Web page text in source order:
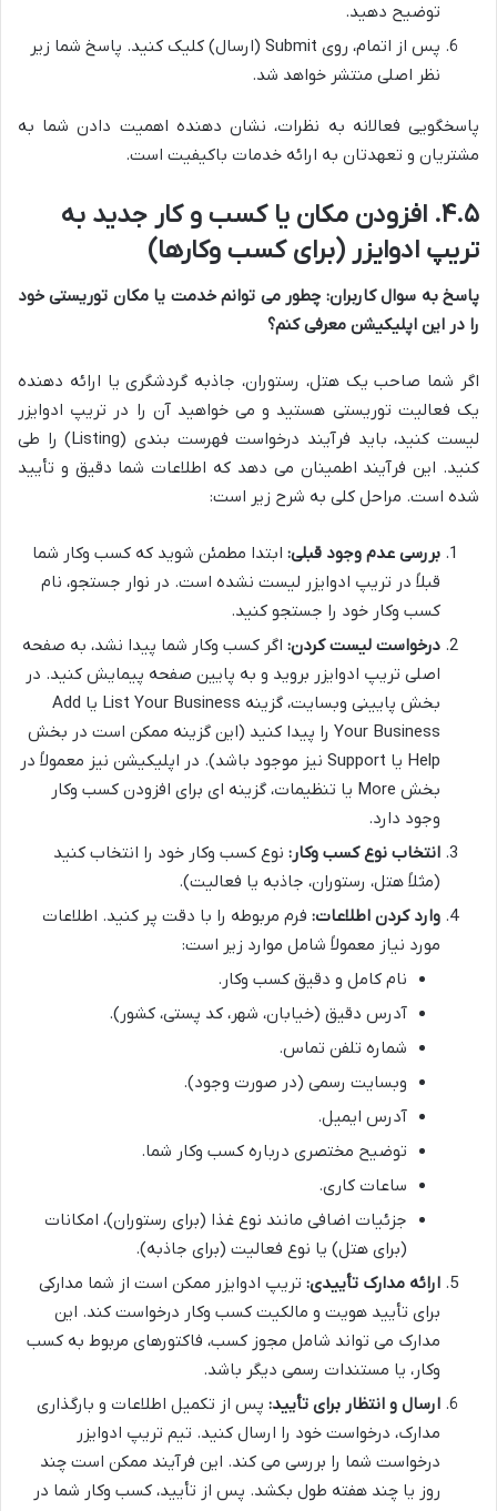
توضیح دهید.
پس از اتمام، روی Submit (ارسال) کلیک کنید. پاسخ شما زیر
نظر اصلی منتشر خواهد شد.
پاسخگویی فعالانه به نظرات، نشان دهنده اهمیت دادن شما به
مشتریان و تعهدتان به ارائه خدمات باکیفیت است.
۴.۵. افزودن مکان یا کسب و کار جدید به
تریپ ادوایزر (برای کسب وکارها)
پاسخ به سوال کاربران: چطور می توانم خدمت یا مکان توریستی خود
را در این اپلیکیشن معرفی کنم؟
اگر شما صاحب یک هتل، رستوران، جاذبه گردشگری یا ارائه دهنده
یک فعالیت توریستی هستید و می خواهید آن را در تریپ ادوایزر
لیست کنید، باید فرآیند درخواست فهرست بندی (Listing) را طی
کنید. این فرآیند اطمینان می دهد که اطلاعات شما دقیق و تأیید
شده است. مراحل کلی به شرح زیر است:
بررسی عدم وجود قبلی: ابتدا مطمئن شوید که کسب وکار شما
قبلاً در تریپ ادوایزر لیست نشده است. در نوار جستجو، نام
کسب وکار خود را جستجو کنید.
درخواست لیست کردن: اگر کسب وکار شما پیدا نشد، به صفحه
اصلی تریپ ادوایزر بروید و به پایین صفحه پیمایش کنید. در
بخش پایینی وبسایت، گزینه List Your Business یا Add
Your Business را پیدا کنید (این گزینه ممکن است در بخش
Help یا Support نیز موجود باشد). در اپلیکیشن نیز معمولاً در
بخش More یا تنظیمات، گزینه ای برای افزودن کسب وکار
وجود دارد.
انتخاب نوع کسب وکار: نوع کسب وکار خود را انتخاب کنید
(مثلاً هتل، رستوران، جاذبه یا فعالیت).
وارد کردن اطلاعات: فرم مربوطه را با دقت پر کنید. اطلاعات
مورد نیاز معمولاً شامل موارد زیر است:
نام کامل و دقیق کسب وکار.
آدرس دقیق (خیابان، شهر، کد پستی، کشور).
شماره تلفن تماس.
وبسایت رسمی (در صورت وجود).
آدرس ایمیل.
توضیح مختصری درباره کسب وکار شما.
ساعات کاری.
جزئیات اضافی مانند نوع غذا (برای رستوران)، امکانات
(برای هتل) یا نوع فعالیت (برای جاذبه).
ارائه مدارک تأییدی: تریپ ادوایزر ممکن است از شما مدارکی
برای تأیید هویت و مالکیت کسب وکار درخواست کند. این
مدارک می تواند شامل مجوز کسب، فاکتورهای مربوط به کسب
وکار، یا مستندات رسمی دیگر باشد.
ارسال و انتظار برای تأیید: پس از تکمیل اطلاعات و بارگذاری
مدارک، درخواست خود را ارسال کنید. تیم تریپ ادوایزر
درخواست شما را بررسی می کند. این فرآیند ممکن است چند
روز یا چند هفته طول بکشد. پس از تأیید، کسب وکار شما در